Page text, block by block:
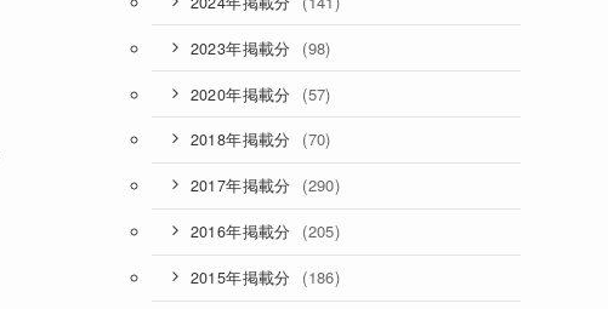
2023年掲載分 (98)
2020年掲載分 (57)
2018年掲載分 (70)
2017年掲載分 (290)
2016年掲載分 (205)
2015年掲載分 (186)